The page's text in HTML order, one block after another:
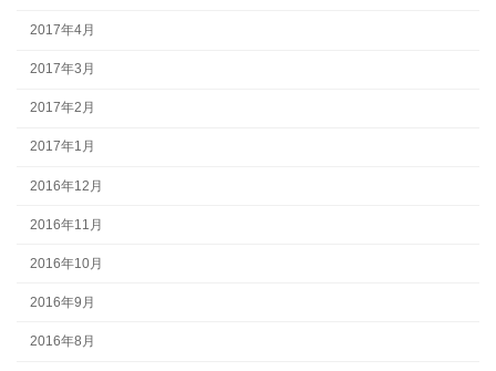
2017年4月
2017年3月
2017年2月
2017年1月
2016年12月
2016年11月
2016年10月
2016年9月
2016年8月